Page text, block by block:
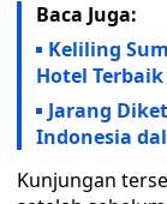
Baca Juga:
Keliling
Hotel
Jarang
Indonesia
Kunjungan